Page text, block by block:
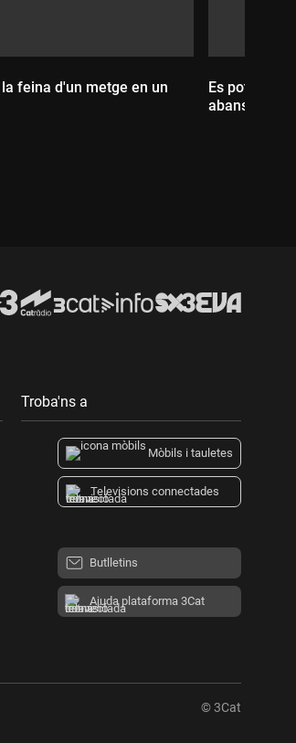
feina d'un metge en un
Es pot
abans de
Troba'ns a
Mòbils i tauletes
Televisions connectades
Butlletins
Ajuda plataforma 3Cat
© 3Cat